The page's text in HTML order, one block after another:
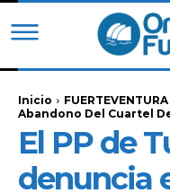
Inicio FUERTEVENTURA
Abandono Del Cuartel
El PP de
denuncia